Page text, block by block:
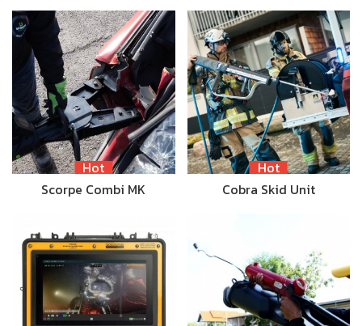
Hot
Scorpe Combi MK
Hot
Cobra Skid Unit